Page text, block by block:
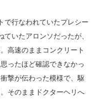
で行なわれていたプレシー
いたアロンソだったが、
高速のままコンクリート
ったほど確認できなかっ
撃が伝わった模様で、駆
そのままドクターヘリへ